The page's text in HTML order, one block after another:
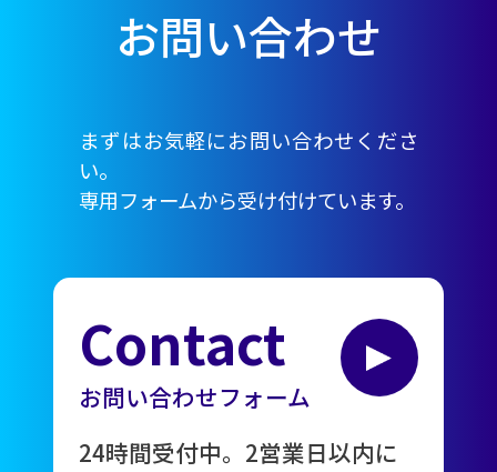
お問い合わせ
まずはお気軽にお問い合わせくださ
い。
専用フォームから受け付けています。
Contact
お問い合わせフォーム
24時間受付中。2営業日以内に